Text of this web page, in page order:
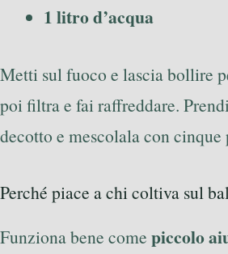
1 litro d’acqua
Metti sul fuoco e lascia bollire
poi filtra e fai raffreddare.
decotto e mescolala con cinque
Perché piace a chi coltiva sul
Funziona bene come piccolo